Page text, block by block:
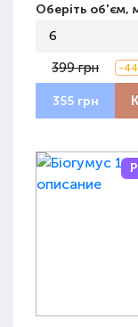
Оберіть об'єм,
6
399 грн -44
355 грн